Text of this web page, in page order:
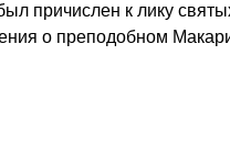
причислен к лику
о преподобном